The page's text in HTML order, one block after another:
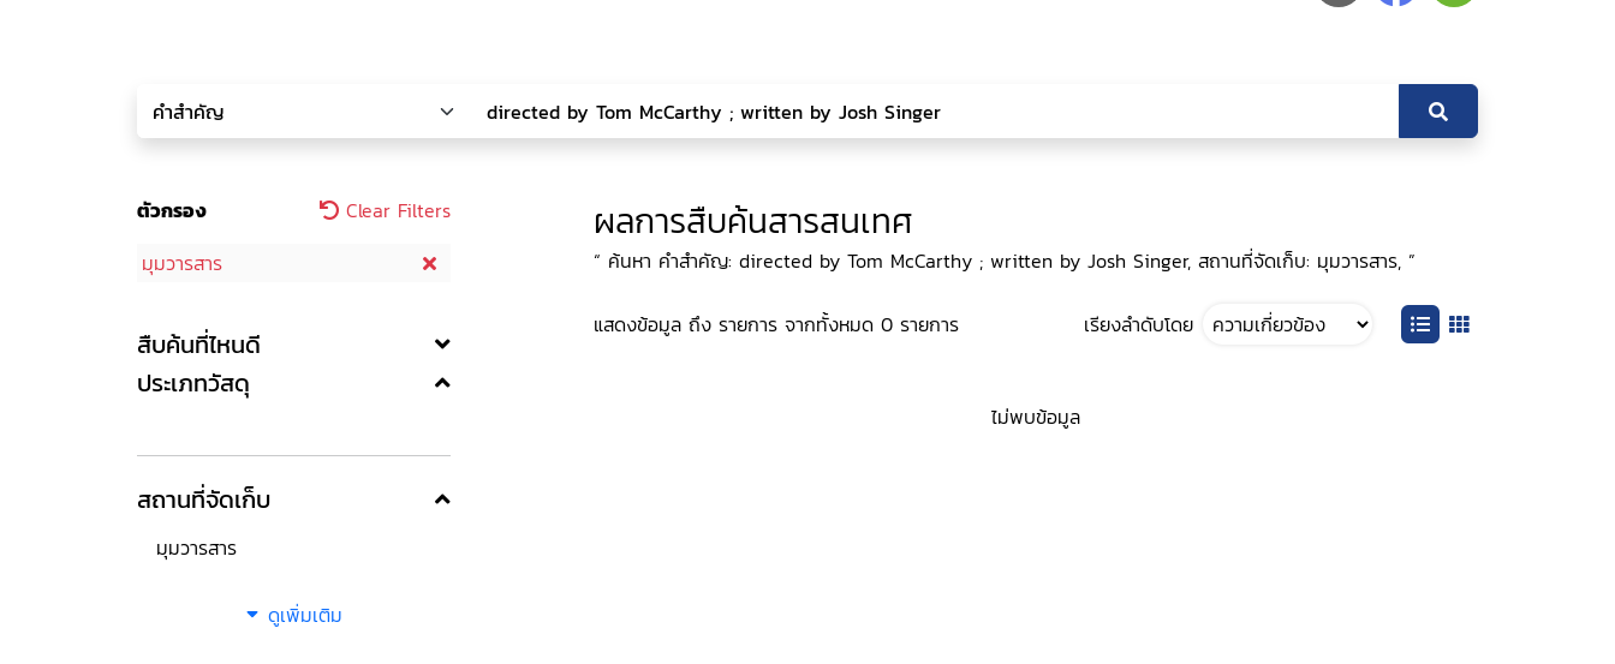
ตัวกรอง
Clear Filters
มุมวารสาร
สืบค้นที่ไหนดี
ประเภทวัสดุ
สถานที่จัดเก็บ
มุมวารสาร
ดูเพิ่มเติม
ผลการสืบค้นสารสนเทศ
“ ค้นหา คำสำคัญ: directed by Tom McCarthy ; written by Josh Singer, สถานที่จัดเก็บ: มุมวารสาร, ”
แสดงข้อมูล ถึง รายการ จากทั้งหมด 0 รายการ เรียงลำดับโดย
ไม่พบข้อมูล